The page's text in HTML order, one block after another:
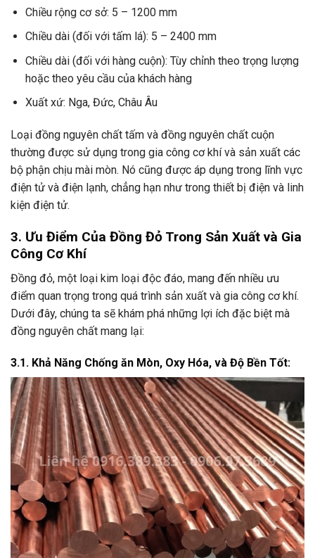
Chiều rộng cơ sở: 5 – 1200 mm
Chiều dài (đối với tấm lá): 5 – 2400 mm
Chiều dài (đối với hàng cuộn): Tùy chỉnh theo trọng lượng
hoặc theo yêu cầu của khách hàng
Xuất xứ: Nga, Đức, Châu Âu
Loại đồng nguyên chất tấm và đồng nguyên chất cuộn
thường được sử dụng trong gia công cơ khí và sản xuất các
bộ phận chịu mài mòn. Nó cũng được áp dụng trong lĩnh vực
điện tử và điện lạnh, chẳng hạn như trong thiết bị điện và linh
kiện điện tử.
3. Ưu Điểm Của Đồng Đỏ Trong Sản Xuất và Gia
Công Cơ Khí
Đồng đỏ, một loại kim loại độc đáo, mang đến nhiều ưu
điểm quan trọng trong quá trình sản xuất và gia công cơ khí.
Dưới đây, chúng ta sẽ khám phá những lợi ích đặc biệt mà
đồng nguyên chất mang lại:
3.1. Khả Năng Chống ăn Mòn, Oxy Hóa, và Độ Bền Tốt: